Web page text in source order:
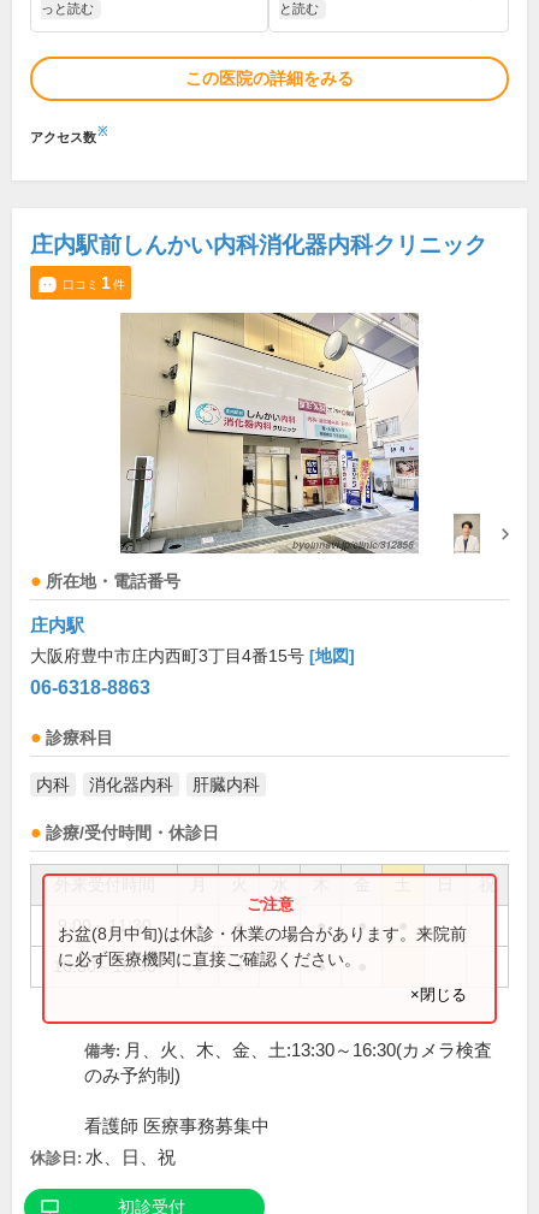
っと読む
と読む
この医院の詳細をみる
アクセス数※
庄内駅前しんかい内科消化器内科クリニック
口コミ 1件
所在地・電話番号
庄内駅
大阪府豊中市庄内西町3丁目4番15号 [地図]
06-6318-8863
診療科目
内科 消化器内科 肝臓内科
診療/受付時間・休診日
祝
9:00～11:30 ● ● ● ●
16:30～18:30 ● ● ●
お盆(8月中旬)は休診・休業の場合があります。来院前
に必ず医療機関に直接ご確認ください。
×閉じる
備考: 月、火、木、金、土:13:30～16:30(カメラ検査
のみ予約制)
看護師 医療事務募集中
休診日: 水、日、祝
初診受付